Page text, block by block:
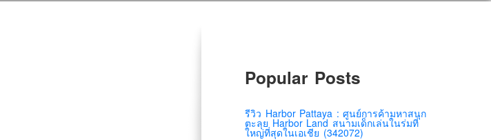
Popular Posts
รีวิว Harbor Pattaya : ศูนย์การค้ามหาสนุก
ตะลุย Harbor Land สนามเด็กเล่นในร่มที่
ใหญ่ที่สุดในเอเชีย (342072)